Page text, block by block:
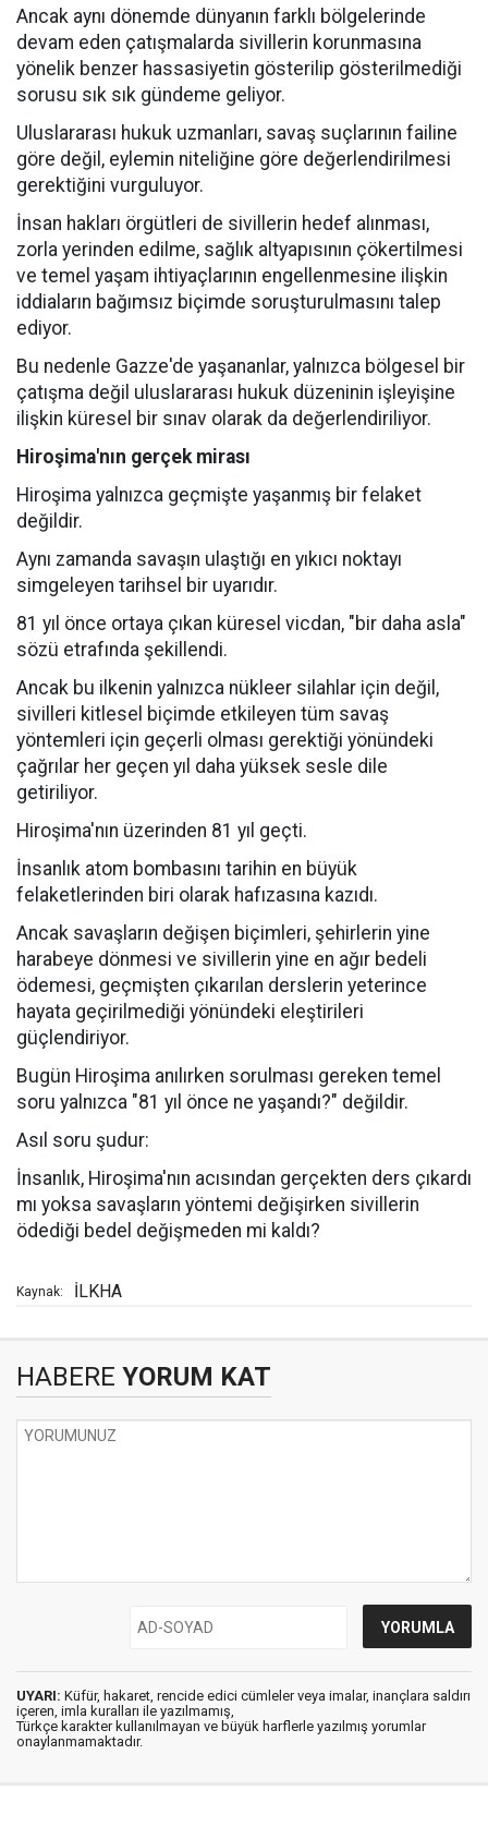
Ancak aynı dönemde dünyanın farklı bölgelerinde
devam eden çatışmalarda sivillerin korunmasına
yönelik benzer hassasiyetin gösterilip gösterilmediği
sorusu sık sık gündeme geliyor.
Uluslararası hukuk uzmanları, savaş suçlarının failine
göre değil, eylemin niteliğine göre değerlendirilmesi
gerektiğini vurguluyor.
İnsan hakları örgütleri de sivillerin hedef alınması,
zorla yerinden edilme, sağlık altyapısının çökertilmesi
ve temel yaşam ihtiyaçlarının engellenmesine ilişkin
iddiaların bağımsız biçimde soruşturulmasını talep
ediyor.
Bu nedenle Gazze'de yaşananlar, yalnızca bölgesel bir
çatışma değil uluslararası hukuk düzeninin işleyişine
ilişkin küresel bir sınav olarak da değerlendiriliyor.
Hiroşima'nın gerçek mirası
Hiroşima yalnızca geçmişte yaşanmış bir felaket
değildir.
Aynı zamanda savaşın ulaştığı en yıkıcı noktayı
simgeleyen tarihsel bir uyarıdır.
81 yıl önce ortaya çıkan küresel vicdan, "bir daha asla"
sözü etrafında şekillendi.
Ancak bu ilkenin yalnızca nükleer silahlar için değil,
sivilleri kitlesel biçimde etkileyen tüm savaş
yöntemleri için geçerli olması gerektiği yönündeki
çağrılar her geçen yıl daha yüksek sesle dile
getiriliyor.
Hiroşima'nın üzerinden 81 yıl geçti.
İnsanlık atom bombasını tarihin en büyük
felaketlerinden biri olarak hafızasına kazıdı.
Ancak savaşların değişen biçimleri, şehirlerin yine
harabeye dönmesi ve sivillerin yine en ağır bedeli
ödemesi, geçmişten çıkarılan derslerin yeterince
hayata geçirilmediği yönündeki eleştirileri
güçlendiriyor.
Bugün Hiroşima anılırken sorulması gereken temel
soru yalnızca "81 yıl önce ne yaşandı?" değildir.
Asıl soru şudur:
İnsanlık, Hiroşima'nın acısından gerçekten ders çıkardı
mı yoksa savaşların yöntemi değişirken sivillerin
ödediği bedel değişmeden mi kaldı?
Kaynak: İLKHA
HABERE YORUM KAT
UYARI: Küfür, hakaret, rencide edici cümleler veya imalar, inançlara saldırı
içeren, imla kuralları ile yazılmamış,
Türkçe karakter kullanılmayan ve büyük harflerle yazılmış yorumlar
onaylanmamaktadır.